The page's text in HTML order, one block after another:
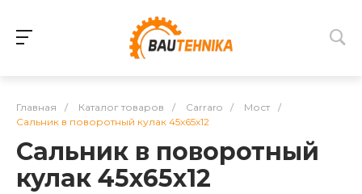
Главная / Каталог товаров / Carraro / Мост
/
Сальник в поворотный кулак 45x65x12
Сальник в поворотный
кулак 45x65x12